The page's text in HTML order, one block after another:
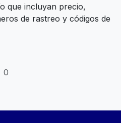
que incluyan precio,
de rastreo y códigos de
0